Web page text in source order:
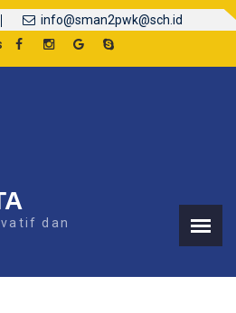
info@sman2pwk@sch.id
dan